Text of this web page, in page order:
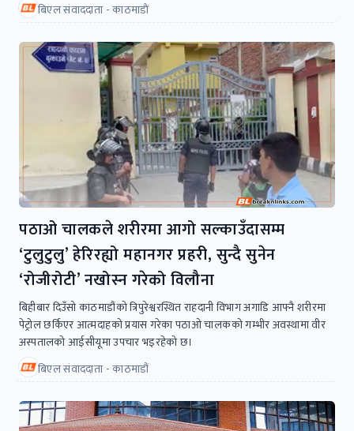
बिएल संवाददाता - काठमाडाैं
पठाओ चालकले शरीरमा आगो सल्काउँदासम्म
‘टुलुटुलु’ हेरिरह्यो महानगर प्रहरी, सुन्दै सुनेन
‘रोजीरोटी’ नखोस्न गरेको विलौना
बिहीबार दिउँसो काठमाडौंको त्रिपुरेश्वरस्थित राहदानी विभाग अगाडि आफ्नै शरीरमा
पेट्रोल छर्किएर आत्मदाहको प्रयास गरेका पठाओ चालकको गम्भीर अवस्थामा वीर
अस्पतालको आईसीयूमा उपचार भइरहेको छ।
बिएल संवाददाता - काठमाडौं